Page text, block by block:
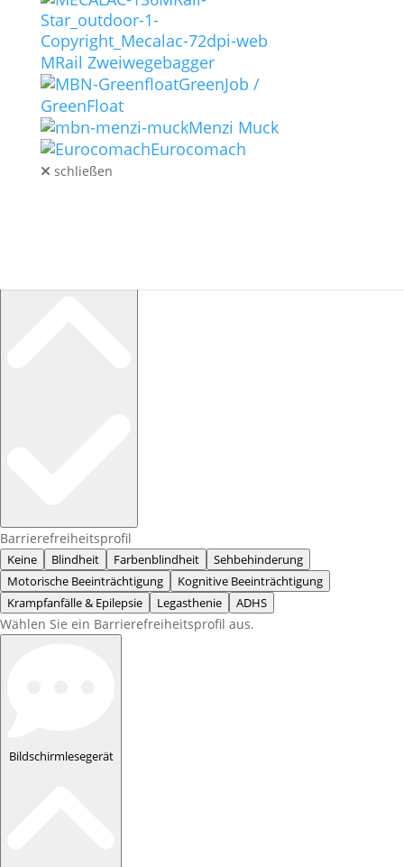
Jetzt ausblenden
Die Sidebar ausblenden, bis die Seite neu
geladen wird.
Barrierefreiheitsprofil
Keine Blindheit Farbenblindheit
Sehbehinderung
Motorische Beeinträchtigung
Kognitive Beeinträchtigung
Krampfanfälle & Epilepsie
Legasthenie ADHS
Wählen Sie ein Barrierefreiheitsprofil aus.
Bildschirmlesegerät
MRail Zweiwegebagger
GreenJob /
GreenFloat
Menzi Muck
Eurocomach
schließen